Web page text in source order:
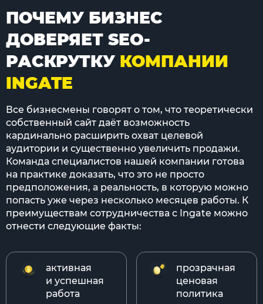
ПОЧЕМУ БИЗНЕС
ДОВЕРЯЕТ SEO-
РАСКРУТКУ КОМПАНИИ
INGATE
Все бизнесмены говорят о том, что теоретически
собственный сайт даёт возможность
кардинально расширить охват целевой
аудитории и существенно увеличить продажи.
Команда специалистов нашей компании готова
на практике доказать, что это не просто
предположения, а реальность, в которую можно
попасть уже через несколько месяцев работы. К
преимуществам сотрудничества с Ingate можно
отнести следующие факты:
активная
и успешная
работа
прозрачная
ценовая
политика